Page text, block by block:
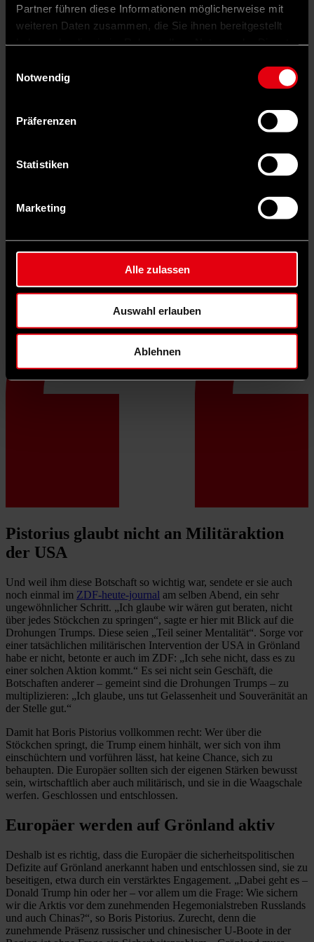
Partner führen diese Informationen möglicherweise mit
weiteren Daten zusammen, die Sie ihnen bereitgestellt
Notwendig
Präferenzen
Statistiken
Marketing
Alle zulassen
Auswahl erlauben
Ablehnen
Pistorius glaubt nicht an Militäraktion
der USA
Und weil ihm diese Botschaft so wichtig war, sendete er sie auch
noch einmal im ZDF-heute-journal am selben Abend, ein sehr
ungewöhnlicher Schritt. „Ich glaube wir wären gut beraten, nicht
über jedes Stöckchen zu springen“, sagte er hier mit Blick auf die
Drohungen Trumps. Diese seien „Teil seiner Mentalität“. Sorge vor
einer tatsächlichen militärischen Intervention der USA in Grönland
habe er nicht, betonte er auch im ZDF: „Ich sehe nicht, dass es zu
einer solchen Aktion kommt.“ Es sei nicht sein Geschäft, die
Botschaften anderer – gemeint sind die Drohungen Trumps – zu
multiplizieren: „Ich glaube, uns tut Gelassenheit und Souveränität an
der Stelle gut.“
Damit hat Boris Pistorius vollkommen recht: Wer über die
Stöckchen springt, die Trump einem hinhält, wer sich von ihm
einschüchtern und vorführen lässt, hat keine Chance, sich zu
behaupten. Die Europäer sollten sich der eigenen Stärken bewusst
sein, wirtschaftlich aber auch militärisch, und sie in die Waagschale
werfen. Geschlossen und entschlossen.
Europäer werden auf Grönland aktiv
Deshalb ist es richtig, dass die Europäer die sicherheitspolitischen
Defizite auf Grönland anerkannt haben und entschlossen sind, sie zu
beseitigen, etwa durch ein verstärktes Engagement. „Dabei geht es –
Donald Trump hin oder her – vor allem um die Frage: Wie sichern
wir die Arktis vor dem zunehmenden Hegemonialstreben Russlands
und auch Chinas?“, so Boris Pistorius. Zurecht, denn die
zunehmende Präsenz russischer und chinesischer U-Boote in der